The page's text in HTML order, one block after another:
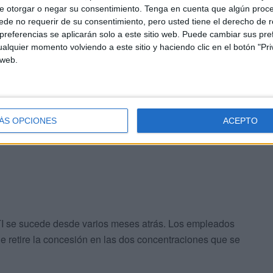
otorgar o negar su consentimiento. Tenga en cuenta que algún
no requerir de su consentimiento, pero usted tiene el derecho de
se aplicarán solo a este sitio web. Puede cambiar sus
momento volviendo a este sitio y haciendo clic en el botón
OPCIONES ACEPTO
quienes habían convocado la huelga hoy 16 de
sucede desde varios meses atrás. Los empleados
retire la concesión en las dos concentraciones que se